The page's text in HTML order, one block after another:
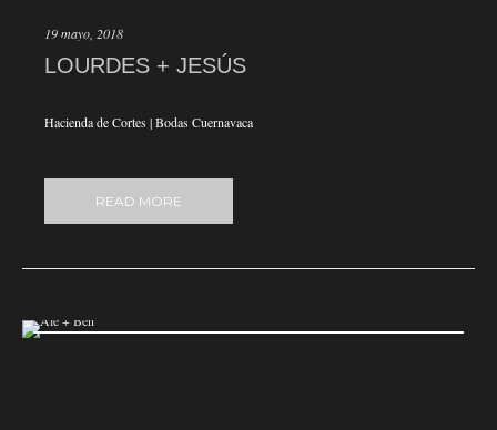
19 mayo, 2018
LOURDES + JESÚS
Hacienda de Cortes | Bodas Cuernavaca
READ MORE